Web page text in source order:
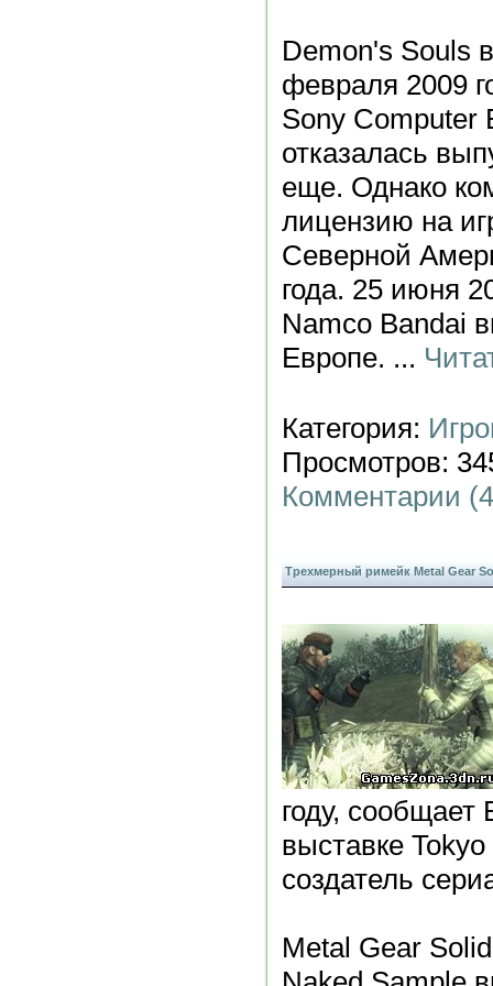
Demon's Souls
февраля 2009
Sony Computer
отказалась
еще. Однако
лицензию на
Северной
года. 25 июня
Namco Bandai
Европе. ...
Категория:
Просмотров:
Комментарии
Трехмерный римейк Metal Gear
году,
выставке
создатель
Metal Gear